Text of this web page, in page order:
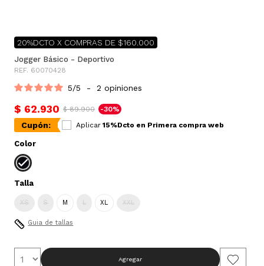
20%DCTO X COMPRAS DE $160.000
Jogger Básico - Deportivo
REF. 60070428
5/5 - 2 opiniones
$ 62.930 $ 89.900 -30%
Cupón: Aplicar 15%Dcto en Primera compra web
Color
Talla
XS S M L XL XXL
Guia de tallas
Agregar